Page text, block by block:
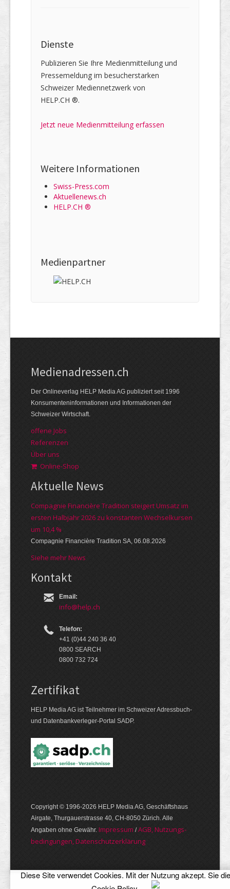
Dienste
Publizieren Sie Ihre Medienmitteilung und
Pressemeldung im besucherstarken
Schweizer Mediennetzwerk von
HELP.CH ®.
Jetzt neue Medienmitteilung erfassen
Weitere Informationen
Swiss-Press.com
Aktuellenews.ch
HELP.CH ®
Medienpartner
Medienadressen.ch
Der Onlineverlag HELP Media AG publiziert seit 1996
Konsumenteninformationen und Informationen der
Schweizer Wirtschaft.
offene Jobs
Referenzen
Über uns
Online-Shop
Aktuelle News
Compagnie Financière Tradition steigert Umsatz im
ersten Halbjahr 2026 zu konstanten Wechselkursen
um 10,4 %
Compagnie Financière Tradition SA, 06.08.2026
Siehe mehr News
Kontakt
Email:
info@help.ch
Telefon:
+41 (0)44 240 36 40
0800 SEARCH
0800 732 724
Zertifikat
HELP Media AG ist Teilnehmer im Schweizer Adressbuch-
und Datenbankverleger-Portal SADP.
Copyright © 1996-2026 HELP Media AG, Geschäftshaus
Airgate, Thurgauer­strasse 40, CH-8050 Zürich. Alle
Angaben ohne Gewähr. Im­pres­sum /AGB, Nut­zungs­
bedin­gungen, Daten­schutz­er­klärung
Diese Site verwendet Cookies. Mit der Nutzung akzept. Sie die